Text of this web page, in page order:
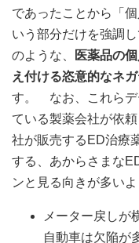
であったことから「
いう部分だけを強調
のような、
医薬品の
え付ける恣意的なネ
す。 なお、これらデ
ている製薬会社が依
社が販売するED治療
する、あからさまな
ンと見る向きが多いよ
メーター戻しが
自動車は欠陥が